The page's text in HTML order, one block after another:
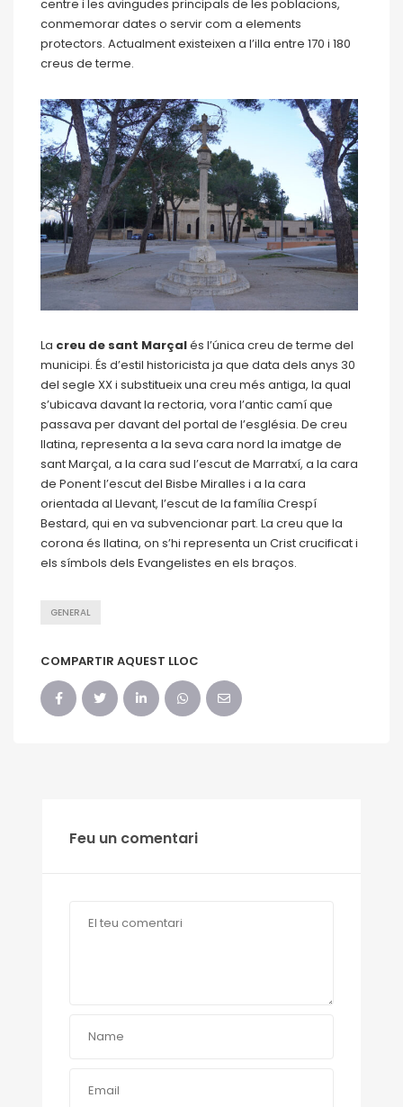
centre i les avingudes principals de les poblacions,
conmemorar dates o servir com a elements
protectors. Actualment existeixen a l’illa entre 170 i 180
creus de terme.
La creu de sant Marçalés l’única creu de terme del
municipi. És d’estil historicista ja que data dels anys 30
del segle XX i substitueix una creu més antiga, la qual
s’ubicava davant la rectoria, vora l’antic camí que
passava per davant del portal de l’església. De creu
llatina, representa a la seva cara nord la imatge de
sant Marçal, a la cara sud l’escut de Marratxí, a la cara
de Ponent l’escut del Bisbe Miralles i a la cara
orientada al Llevant, l’escut de la família Crespí
Bestard, qui en va subvencionar part. La creu que la
corona és llatina, on s’hi representa un Crist crucificat i
els símbols dels Evangelistes en els braços.
GENERAL
COMPARTIR AQUEST LLOC
Feu un comentari